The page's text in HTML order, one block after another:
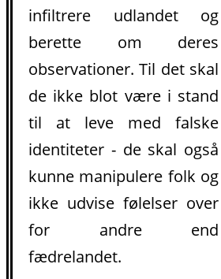
infiltrere udlandet og
berette om deres
observationer. Til det skal
de ikke blot være i stand
til at leve med falske
identiteter - de skal også
kunne manipulere folk og
ikke udvise følelser over
for andre end
fædrelandet.